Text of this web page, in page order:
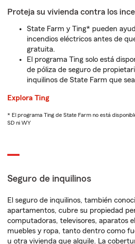
Proteja su vivienda contra los
State Farm y Ting* pueden
incendios eléctricos antes de
gratuita.
El programa Ting solo está
de póliza de seguro de
inquilinos de State Farm que
Explora Ting
* El programa Ting de State Farm no está
SD ni WY
Seguro de inquilinos
El seguro de inquilinos, también
apartamentos, cubre su propiedad
computadoras, televisores, aparatos
muebles y ropa, tanto dentro como
u otra vivienda que alquile. La